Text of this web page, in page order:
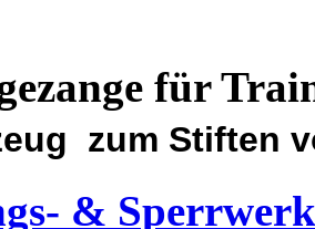
für
zum Stiften
&